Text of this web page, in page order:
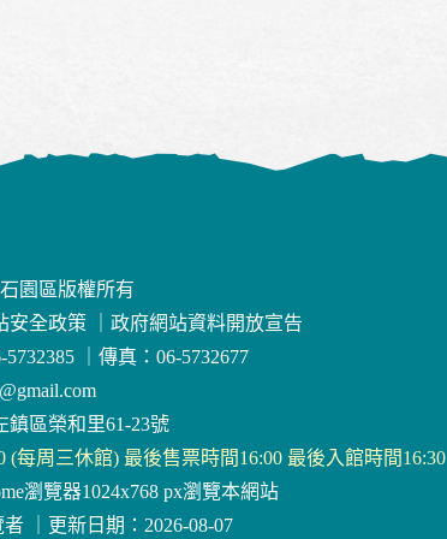
園區版權所有
安全政策
政府網站資料開放宣告
5732385
傳真：06-5732677
鎮區榮和里61-23號
(每周三休館) 最後售票時間16:00 最後入館時間16:30
瀏覽器1024x768 px瀏覽本網站
者
更新日期：2026-08-07